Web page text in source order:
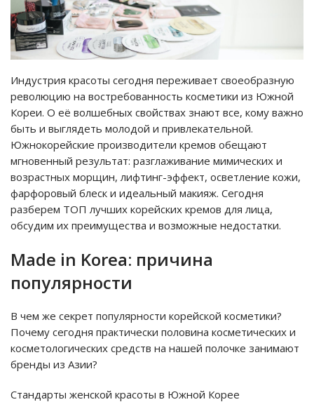
Индустрия красоты сегодня переживает своеобразную
революцию на востребованность косметики из Южной
Кореи. О её волшебных свойствах знают все, кому важно
быть и выглядеть молодой и привлекательной.
Южнокорейские производители кремов обещают
мгновенный результат: разглаживание мимических и
возрастных морщин, лифтинг-эффект, осветление кожи,
фарфоровый блеск и идеальный макияж. Сегодня
разберем ТОП лучших корейских кремов для лица,
обсудим их преимущества и возможные недостатки.
Мade in Korea: причина
популярности
В чем же секрет популярности корейской косметики?
Почему сегодня практически половина косметических и
косметологических средств на нашей полочке занимают
бренды из Азии?
Стандарты женской красоты в Южной Корее